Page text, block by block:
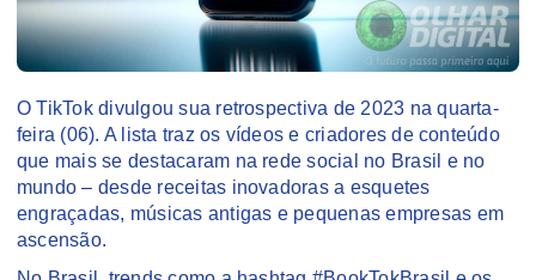
O TikTok divulgou sua retrospectiva de 2023 na quarta-
feira (06). A lista traz os vídeos e criadores de conteúdo
que mais se destacaram na rede social no Brasil e no
mundo – desde receitas inovadoras a esquetes
engraçadas, músicas antigas e pequenas empresas em
ascensão.